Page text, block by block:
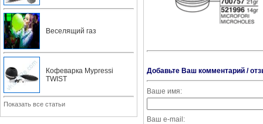
Веселящий газ
Кофеварка Mypressi
TWIST
Показать все статьи
Добавьте Ваш комментарий /
Ваше имя:
Ваш e-mail: